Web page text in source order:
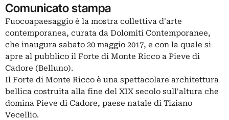
Comunicato stampa
Fuocoapaesaggio è la mostra collettiva d'arte
contemporanea, curata da Dolomiti Contemporanee,
che inaugura sabato 20 maggio 2017, e con la quale si
apre al pubblico il Forte di Monte Ricco a Pieve di
Cadore (Belluno).
Il Forte di Monte Ricco è una spettacolare architettura
bellica costruita alla fine del XIX secolo sull'altura che
domina Pieve di Cadore, paese natale di Tiziano
Vecellio.